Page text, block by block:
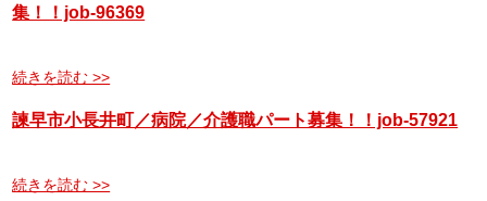
集！！job-96369
続きを読む >>
諫早市小長井町／病院／介護職パート募集！！job-57921
続きを読む >>